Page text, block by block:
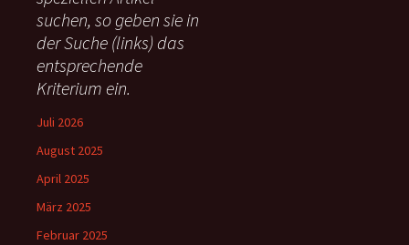
a
c
:
suchen, so geben sie in
der Suche (links) das
entsprechende
Kriterium ein.
Juli 2026
August 2025
April 2025
März 2025
Februar 2025